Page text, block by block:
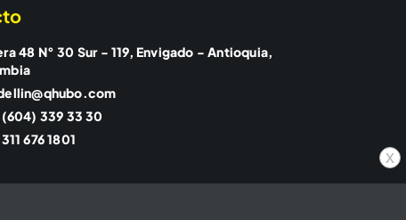
x
48 N° 30 Sur - 119, Envigado - Antioquia,
339 33 30
676 1801